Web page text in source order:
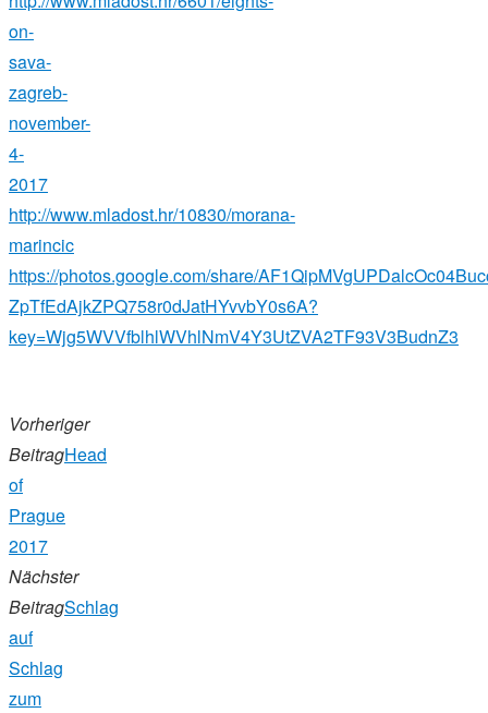
on-
sava-
zagreb-
november-
4-
2017
http://www.mladost.hr/10830/morana-
marincic
https://photos.google.com/share/
ZpTfEdAjkZPQ758r0dJatHYvvbY0s6A?
key=Wjg5WVVfblhlWVhlNmV4Y3UtZVA2TF93V3BudnZ3
Vorheriger
BeitragHead
of
Prague
2017
Nächster
BeitragSchlag
auf
Schlag
zum